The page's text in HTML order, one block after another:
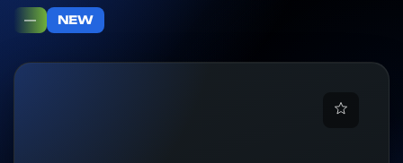
— NEW